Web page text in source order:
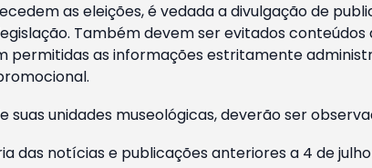
as eleições, é vedada a divulgação de
Também devem ser evitados
permitidas as informações estritamente
suas unidades museológicas, deverão ser
das notícias e publicações anteriores a 4 de